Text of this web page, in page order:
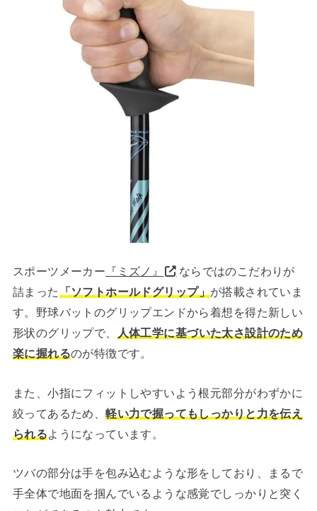
スポーツメーカー 『ミズノ』
ならではのこだわりが
詰まった
「ソフトホールドグリップ」 が搭載されていま
す。野球バットのグリップエンドから着想を得た新しい
形状のグリップで、
人体工学に基づいた太さ設計のため
楽に握れるのが特徴です。
また、小指にフィットしやすいよう根元部分がわずかに
絞ってあるため、軽い力で握ってもしっかりと力を伝え
られる ようになっています。
ツバの部分は手を包み込むような形をしており、まるで
手全体で地面を掴んでいるような感覚でしっかりと突く